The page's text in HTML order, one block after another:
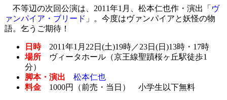
不等辺の次回公演は、2011年1月、松本仁也作・演出「 ヴ
ァンパイア・ブリード 」。今度はヴァンパイアと妖怪の物
語。乞うご期待！
日時2011年1月22日(土)19時／23日(日)13時・17時
場所ヴィータホール（京王線聖蹟桜ヶ丘駅徒歩1
分）
脚本・演出
松本仁也
料金1000円（前売・当日） 小学生以下無料